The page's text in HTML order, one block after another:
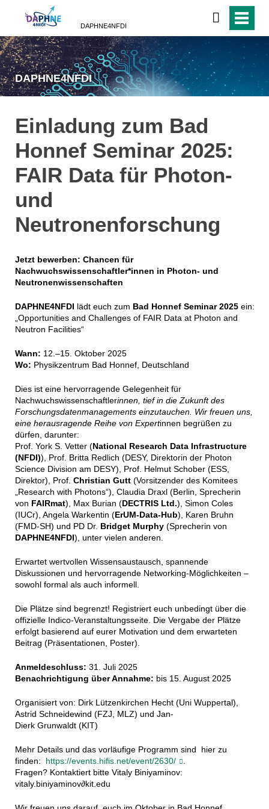
DAPHNE4NFDI
DAPHNE4NFDI
Einladung zum Bad
Honnef Seminar 2025:
FAIR Data für Photon-
und
Neutronenforschung
Jetzt bewerben: Chancen für
Nachwuchswissenschaftler*innen in Photon- und
Neutronenwissenschaften
DAPHNE4NFDI lädt euch zum Bad Honnef Seminar 2025ein:
„Opportunities and Challenges of FAIR Data at Photon and
Neutron Facilities“
Wann: 12.–15. Oktober 2025
Wo: Physikzentrum Bad Honnef, Deutschland
Dies ist eine hervorragende Gelegenheit für
Nachwuchswissenschaftlerinnen, tief in die Zukunft des
Forschungsdatenmanagements einzutauchen. Wir freuen uns,
eine herausragende Reihe von Expertinnen begrüßen zu
dürfen, darunter:
Prof. York S. Vetter (National Research Data Infrastructure
(NFDI)), Prof. Britta Redlich (DESY, Direktorin der Photon
Science Division am DESY), Prof. Helmut Schober (ESS,
Direktor), Prof. Christian Gutt(Vorsitzender des Komitees
„Research with Photons“), Claudia Draxl (Berlin, Sprecherin
von FAIRmat), Max Burian (DECTRIS Ltd.), Simon Coles
(IUCr), Angela Warkentin (ErUM-Data-Hub), Karen Bruhn
(FMD-SH) und PD Dr. Bridget Murphy(Sprecherin von
DAPHNE4NFDI), unter vielen anderen.
Erwartet wertvollen Wissensaustausch, spannende
Diskussionen und hervorragende Networking-Möglichkeiten –
sowohl formal als auch informell.
Die Plätze sind begrenzt! Registriert euch unbedingt über die
offizielle Indico-Veranstaltungsseite. Die Vergabe der Plätze
erfolgt basierend auf eurer Motivation und dem erwarteten
Beitrag (Präsentationen, Poster).
Anmeldeschluss: 31. Juli 2025
Benachrichtigung über Annahme: bis 15. August 2025
Organisiert von: Dirk Lützenkirchen Hecht (Uni Wuppertal),
Astrid Schneidewind (FZJ, MLZ) und Jan-
Dierk Grunwaldt (KIT)
Mehr Details und das vorläufige Programm sind hier zu
finden: https://events.hifis.net/event/2630/
.
Fragen? Kontaktiert bitte Vitaly Biniyaminov:
vitaly.biniyaminov∂kit.edu